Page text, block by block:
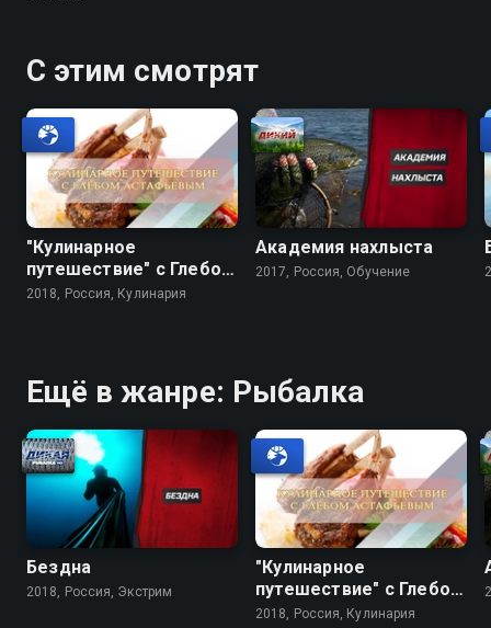
С этим смотрят
"Кулинарное
путешествие" с Глебом
Астафьевым
2018, Россия, Кулинария
Академия нахлыста
2017, Россия, Обучение
Ещё в жанре: Рыбалка
Бездна
2018, Россия, Экстрим
"Кулинарное
путешествие" с Глебом
Астафьевым
2018, Россия, Кулинария